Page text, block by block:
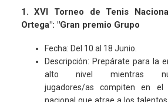
1. XVI Torneo de Tenis
Ortega": "Gran premio Grupo
Fecha: Del 10 al 18 Junio.
Descripción: Prepárate para la
alto nivel mientras
jugadores/as compiten en el